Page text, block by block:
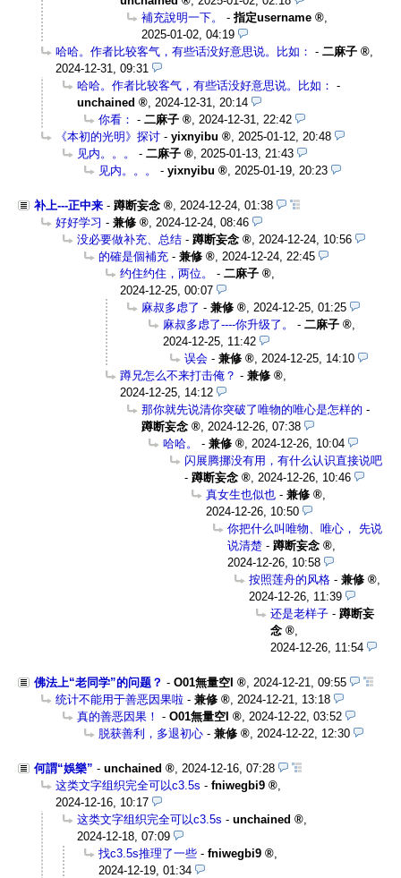
補充說明一下。
- 指定username
,
2025-01-02, 04:19
哈哈。作者比较客气，有些话没好意思说。比如： - 二麻子
,
2024-12-31, 09:31
哈哈。作者比较客气，有些话没好意思说。比如： -
unchained
, 2024-12-31, 20:14
你看： - 二麻子 , 2024-12-31, 22:42
《本初的光明》探讨 - yixnyibu , 2025-01-12, 20:48
见内。。。
- 二麻子 , 2025-01-13, 21:43
见内。。。
- yixnyibu , 2025-01-19, 20:23
补上---正中来 - 蹲断妄念 , 2024-12-24, 01:38
好好学习 - 兼修 , 2024-12-24, 08:46
没必要做补充、总结 - 蹲断妄念 , 2024-12-24, 10:56
的確是個補充 - 兼修 , 2024-12-24, 22:45
约住约住，两位。
- 二麻子
,
2024-12-25, 00:07
麻叔多虑了 - 兼修 , 2024-12-25, 01:25
麻叔多虑了----你升级了。
- 二麻子
,
2024-12-25, 11:42
误会 - 兼修 , 2024-12-25, 14:10
蹲兄怎么不来打击俺？ - 兼修
,
2024-12-25, 14:12
那你就先说清你突破了唯物的唯心是怎样的 -
蹲断妄念
, 2024-12-26, 07:38
哈哈。
- 兼修 , 2024-12-26, 10:04
闪展腾挪没有用，有什么认识直接说吧
- 蹲断妄念 , 2024-12-26, 10:46
真女生也似也 - 兼修
,
2024-12-26, 10:50
你把什么叫唯物、唯心， 先说
说清楚 - 蹲断妄念
,
2024-12-26, 10:58
按照莲舟的风格 - 兼修
,
2024-12-26, 11:39
还是老样子 - 蹲断妄
念
,
2024-12-26, 11:54
佛法上“老同学”的问题？ - O01無量空I
2024-12-21, 09:55
统计不能用于善恶因果啦 - 兼修
2024-12-21, 13:18
真的善恶因果！ - O01無量空I
2024-12-22, 03:52
脱获善利，多退初心 - 兼修 2024-12-22, 12:30
何謂“娛樂” - unchained
2024-12-16, 07:28
这类文字组织完全可以c3.5s - fniwegbi9
2024-12-16, 10:17
这类文字组织完全可以c3.5s - unchained
2024-12-18, 07:09
找c3.5s推理了一些 - fniwegbi9
2024-12-19, 01:34